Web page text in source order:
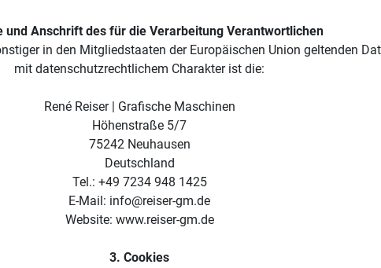
und Anschrift des für die Verarbeitung Verantwortlichen
in den Mitgliedstaaten der Europäischen Union geltenden
mit datenschutzrechtlichem Charakter ist die:
René Reiser | Grafische Maschinen
Höhenstraße 5/7
75242 Neuhausen
Deutschland
Tel.: +49 7234 948 1425
E-Mail: info@reiser-gm.de
Website: www.reiser-gm.de
3. Cookies